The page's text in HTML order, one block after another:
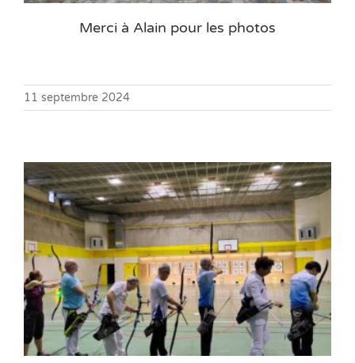
Merci à Alain pour les photos
11 septembre 2024